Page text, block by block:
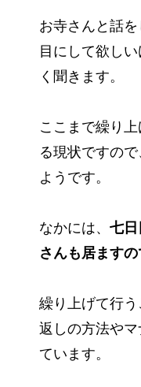
お寺さんと話
目にして欲し
く聞きます。
ここまで繰り
る現状ですの
ようです。
なかには、 七日
さんも居ます
繰り上げて行
返しの方法や
ています。